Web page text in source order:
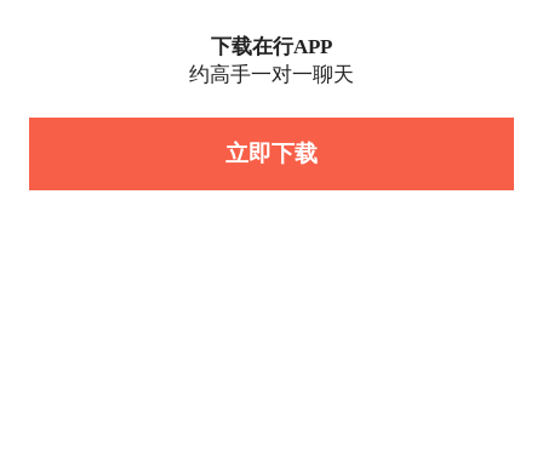
下载在行APP
约高手一对一聊天
立即下载